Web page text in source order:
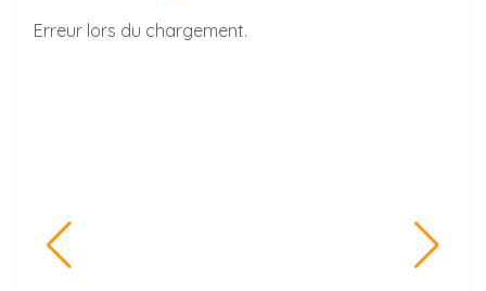
Erreur lors du chargement.